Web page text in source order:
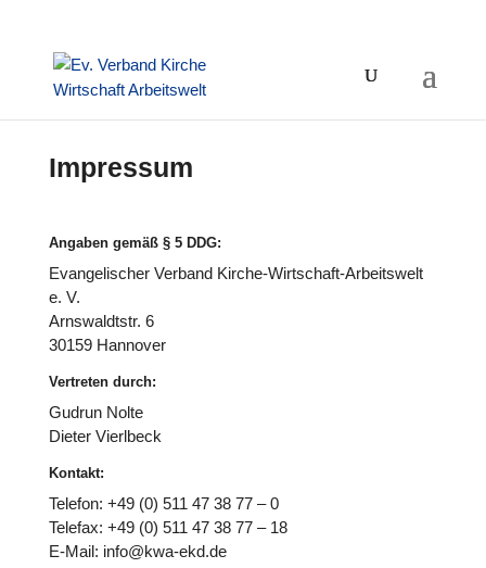
Impressum
Angaben gemäß § 5 DDG:
Evan­ge­li­scher Verband Kirche-Wirt­schaft-Arbeits­welt
e. V.
Arns­waldt­str. 6
30159 Hannover
Vertreten durch:
Gudrun Nolte
Dieter Vier­l­beck
Kontakt:
Telefon: +49 (0) 511 47 38 77 – 0
Telefax: +49 (0) 511 47 38 77 – 18
E‑Mail: info@kwa-ekd.de